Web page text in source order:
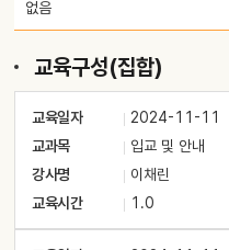
없음
교육구성(집합)
교육일자
2024-11-11
교과목
입교 및 안내
강사명
이채린
교육시간
1.0